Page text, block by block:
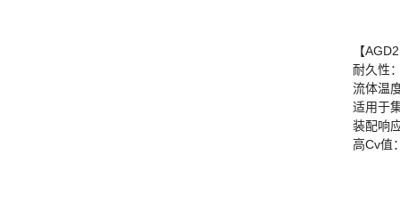
【
耐久性
流体温
适用于
装配响
高Cv值